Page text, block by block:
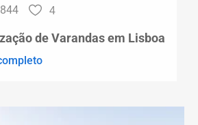
844 4
de Varandas em Lisboa